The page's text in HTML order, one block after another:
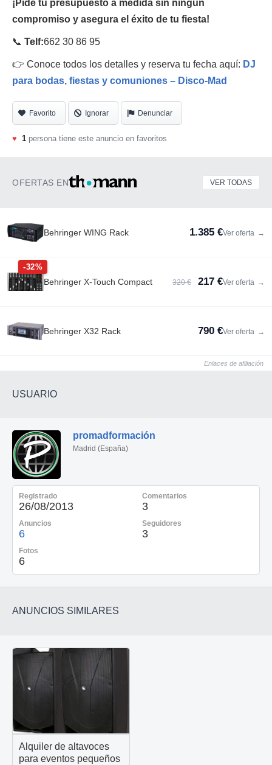
¡Pide tu presupuesto a medida sin ningún
compromiso y asegura el éxito de tu fiesta!
📞 Telf:662 30 86 95
👉 Conoce todos los detalles y reserva tu fecha aquí: DJ
para bodas, fiestas y comuniones – Disco-Mad
Favorito Ignorar Denunciar
♥ 1 persona tiene este anuncio en favoritos
OFERTAS EN VER TODAS
Behringer WING Rack 1.385 €Ver oferta →
-32%
Behringer X-Touch Compact 320 € 217 €Ver oferta →
Behringer X32 Rack 790 €Ver oferta →
Enlaces de afiliación
USUARIO
promadformación
Madrid (España)
Registrado
26/08/2013
Comentarios
3
Anuncios
6
Seguidores
3
Fotos
6
ANUNCIOS SIMILARES
Alquiler de altavoces
para eventos pequeños